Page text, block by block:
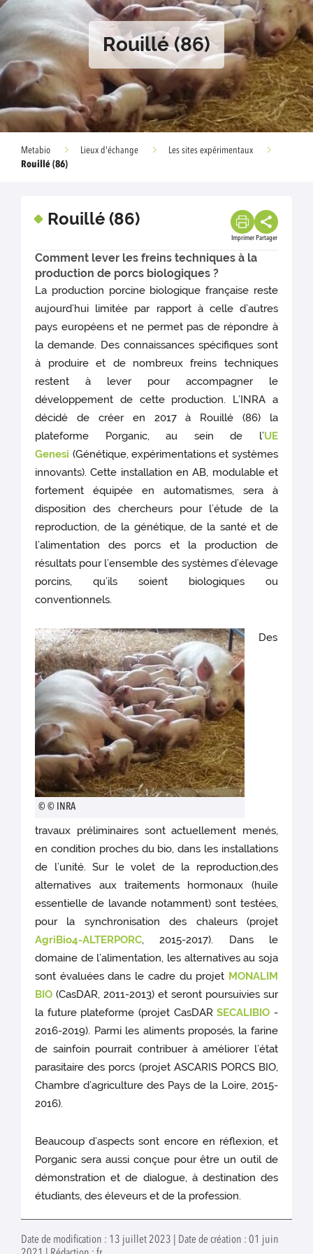
Rouillé (86)
Metabio Lieux d'échange
Les sites expérimentaux
Rouillé (86)
Rouillé (86)
Imprimer Partager
Comment lever les freins techniques à la
production de porcs biologiques ?
La production porcine biologique française reste
aujourd’hui limitée par rapport à celle d’autres
pays européens et ne permet pas de répondre à
la demande. Des connaissances spécifiques sont
à produire et de nombreux freins techniques
restent à lever pour accompagner le
développement de cette production. L’INRA a
décidé de créer en 2017 à Rouillé (86) la
plateforme Porganic, au sein de l’UE
Genesi (Génétique, expérimentations et systèmes
innovants). Cette installation en AB, modulable et
fortement équipée en automatismes, sera à
disposition des chercheurs pour l’étude de la
reproduction, de la génétique, de la santé et de
l’alimentation des porcs et la production de
résultats pour l’ensemble des systèmes d’élevage
porcins, qu’ils soient biologiques ou
conventionnels.
© © INRA
Des
travaux préliminaires sont actuellement menés,
en condition proches du bio, dans les installations
de l’unité. Sur le volet de la reproduction,des
alternatives aux traitements hormonaux (huile
essentielle de lavande notamment) sont testées,
pour la synchronisation des chaleurs (projet
AgriBio4-ALTERPORC, 2015-2017). Dans le
domaine de l’alimentation, les alternatives au soja
sont évaluées dans le cadre du projet MONALIM
BIO (CasDAR, 2011-2013) et seront poursuivies sur
la future plateforme (projet CasDARSECALIBIO -
2016-2019). Parmi les aliments proposés, la farine
de sainfoin pourrait contribuer à améliorer l’état
parasitaire des porcs (projet ASCARIS PORCS BIO,
Chambre d’agriculture des Pays de la Loire, 2015-
2016).
Beaucoup d’aspects sont encore en réflexion, et
Porganic sera aussi conçue pour être un outil de
démonstration et de dialogue, à destination des
étudiants, des éleveurs et de la profession.
Date de modification : 13 juillet 2023 | Date de création : 01 juin